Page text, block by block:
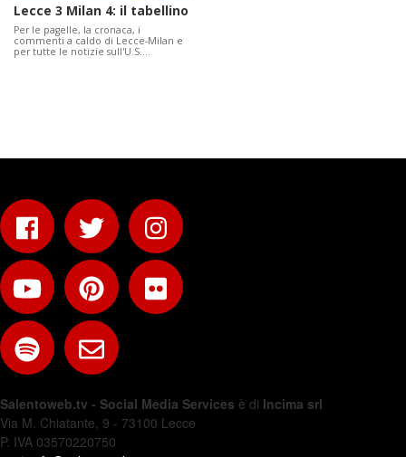
Lecce 3 Milan 4: il tabellino
Per le pagelle, la cronaca, i
commenti a caldo di Lecce-Milan e
per tutte le notizie sull'U.S.…
Salentoweb.tv - Social Media Services è di Incima srl
Via M. Chiatante, 9 - 73100 Lecce
P. IVA 03570220750